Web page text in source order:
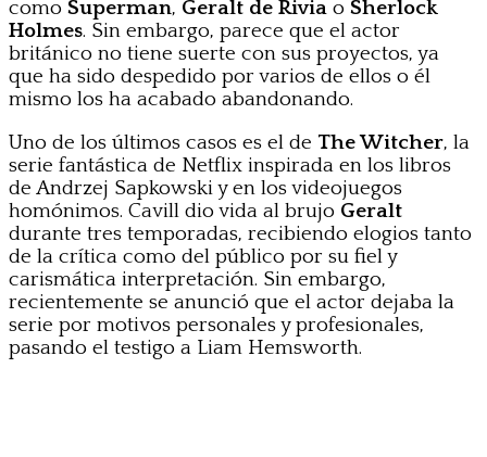
como Superman, Geralt de Rivia o Sherlock
Holmes. Sin embargo, parece que el actor
británico no tiene suerte con sus proyectos, ya
que ha sido despedido por varios de ellos o él
mismo los ha acabado abandonando.
Uno de los últimos casos es el de The Witcher, la
serie fantástica de Netflix inspirada en los libros
de Andrzej Sapkowski y en los videojuegos
homónimos. Cavill dio vida al brujo Geralt
durante tres temporadas, recibiendo elogios tanto
de la crítica como del público por su fiel y
carismática interpretación. Sin embargo,
recientemente se anunció que el actor dejaba la
serie por motivos personales y profesionales,
pasando el testigo a Liam Hemsworth.